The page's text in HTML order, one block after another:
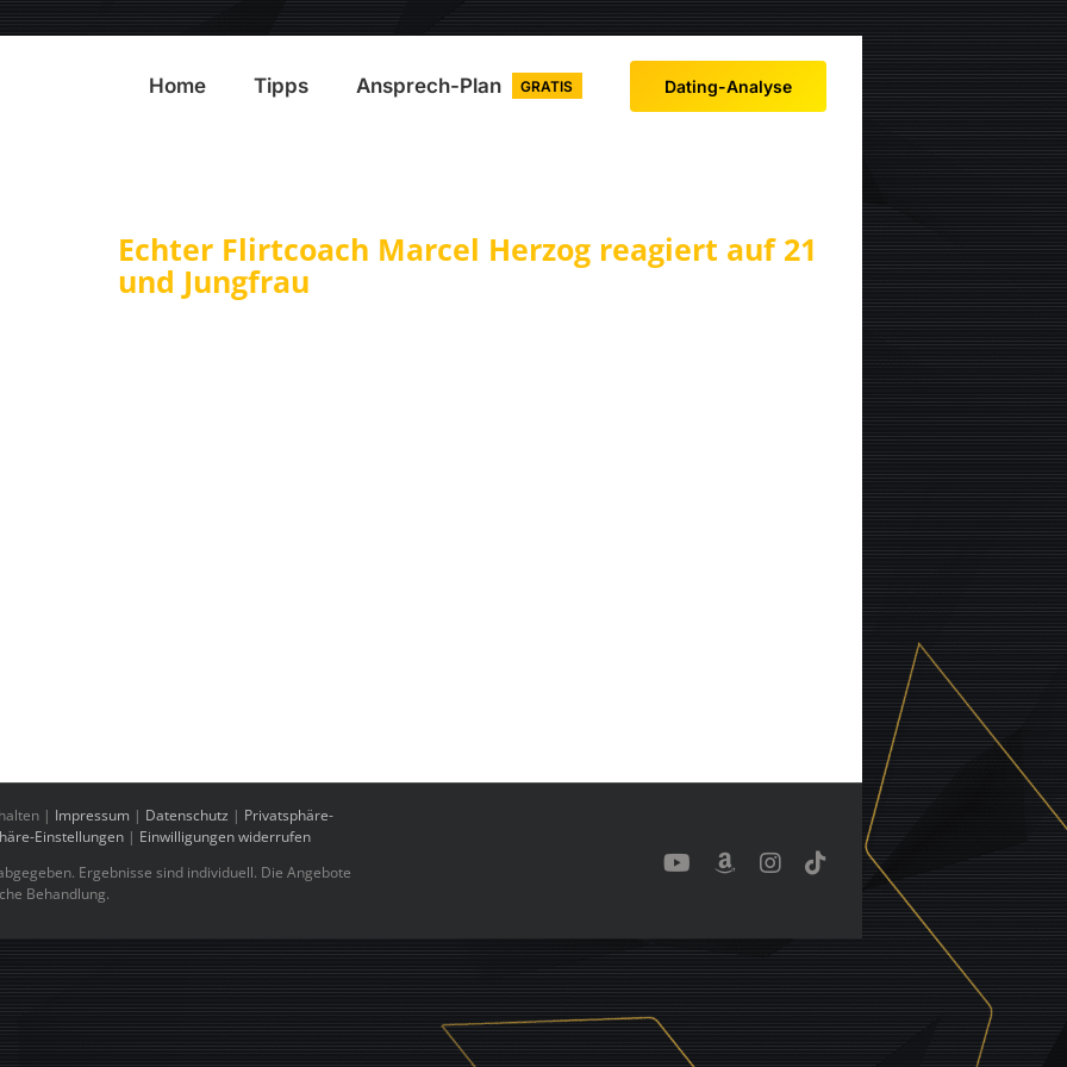
Home Tipps Ansprech-Plan GRATIS Dating-Analyse
Echter Flirtcoach Marcel Herzog reagiert auf 21
und Jungfrau
| Impressum | Datenschutz | Privatsphäre-
Einstellungen | Einwilligungen widerrufen
Ergebnisse sind individuell. Die Angebote
Behandlung.
YouTubeBenutzerdefiniert
Instagram
Tiktok